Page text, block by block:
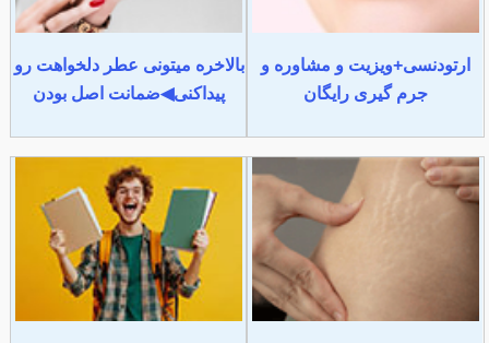
ارتودنسی+ویزیت و مشاوره و
جرم گیری رایگان
بالاخره میتونی عطر دلخواهت رو
پیداکنی◀ضمانت اصل بودن